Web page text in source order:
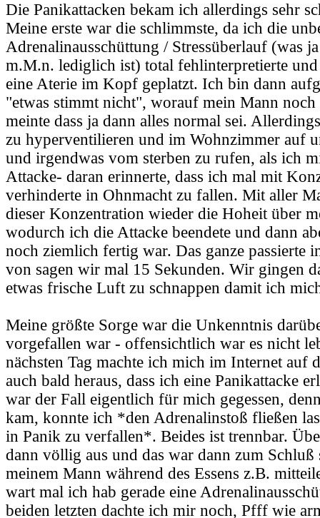
Die Panikattacken bekam ich allerdings sehr
Meine erste war die schlimmste, da ich die
Adrenalinausschüttung / Stressüberlauf (was
m.M.n. lediglich ist) total fehlinterpretierte
eine Aterie im Kopf geplatzt. Ich bin dann
"etwas stimmt nicht", worauf mein Mann noch
meinte dass ja dann alles normal sei.
zu hyperventilieren und im Wohnzimmer auf
und irgendwas vom sterben zu rufen, als ich
Attacke- daran erinnerte, dass ich mal mit
verhinderte in Ohnmacht zu fallen. Mit aller
dieser Konzentration wieder die Hoheit über
wodurch ich die Attacke beendete und dann
noch ziemlich fertig war. Das ganze passierte
von sagen wir mal 15 Sekunden. Wir gingen
etwas frische Luft zu schnappen damit ich
Meine größte Sorge war die Unkenntnis
vorgefallen war - offensichtlich war es nicht
nächsten Tag machte ich mich im Internet auf
auch bald heraus, dass ich eine Panikattacke
war der Fall eigentlich für mich gegessen,
kam, konnte ich *den Adrenalinstoß fließen
in Panik zu verfallen*. Beides ist trennbar.
dann völlig aus und das war dann zum Schluß
meinem Mann während des Essens z.B.
wart mal ich hab gerade eine
beiden letzten dachte ich mir noch, Pfff wie